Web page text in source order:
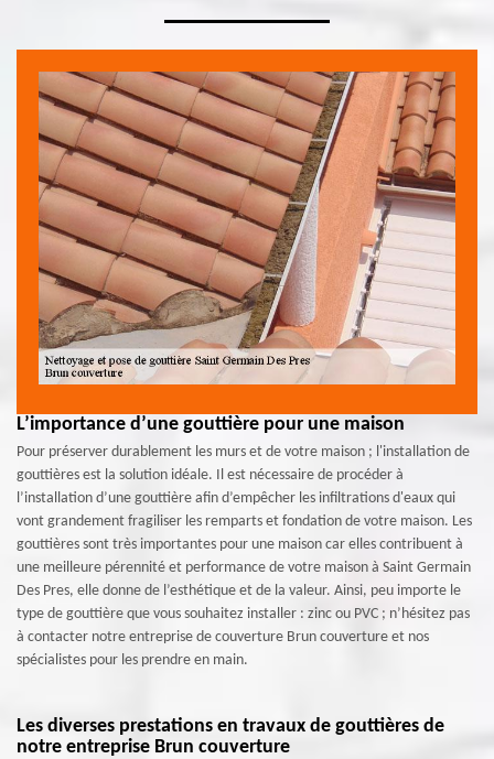
L’importance d’une gouttière pour une maison
Pour préserver durablement les murs et de votre maison ; l'installation de
gouttières est la solution idéale. Il est nécessaire de procéder à
l’installation d’une gouttière afin d’empêcher les infiltrations d'eaux qui
vont grandement fragiliser les remparts et fondation de votre maison. Les
gouttières sont très importantes pour une maison car elles contribuent à
une meilleure pérennité et performance de votre maison à Saint Germain
Des Pres, elle donne de l’esthétique et de la valeur. Ainsi, peu importe le
type de gouttière que vous souhaitez installer : zinc ou PVC ; n’hésitez pas
à contacter notre entreprise de couverture Brun couverture et nos
spécialistes pour les prendre en main.
Les diverses prestations en travaux de gouttières de
notre entreprise Brun couverture